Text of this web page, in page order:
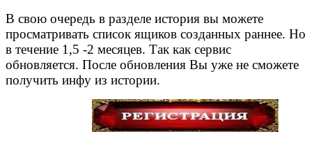
В свою очередь в разделе история вы можете
просматривать список ящиков созданных раннее. Но
в течение 1,5 -2 месяцев. Так как сервис
обновляется. После обновления Вы уже не сможете
получить инфу из истории.